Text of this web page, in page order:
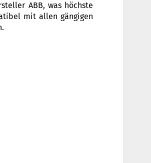
ABB, was höchste
mit allen gängigen